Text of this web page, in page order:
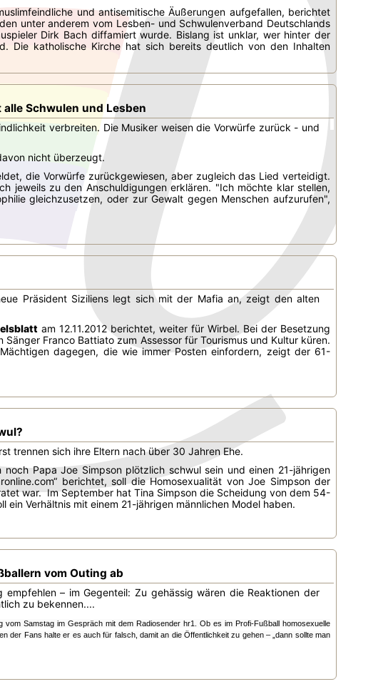
und antisemitische Äußerungen aufgefallen, berichtet
unter anderem vom Lesben- und Schwulenverband Deutschlands
Dirk Bach diffamiert wurde. Bislang ist unklar, wer hinter der
Die katholische Kirche hat sich bereits deutlich von den Inhalten
Schwulen und Lesben
verbreiten. Die Musiker weisen die Vorwürfe zurück - und
nicht überzeugt.
die Vorwürfe zurückgewiesen, aber zugleich das Lied verteidigt.
jeweils zu den Anschuldigungen erklären. "Ich möchte klar stellen,
gleichzusetzen, oder zur Gewalt gegen Menschen aufzurufen",
Präsident Siziliens legt sich mit der Mafia an, zeigt den alten
am 12.11.2012 berichtet, weiter für Wirbel. Bei der Besetzung
Franco Battiato zum Assessor für Tourismus und Kultur küren.
dagegen, die wie immer Posten einfordern, zeigt der 61-
trennen sich ihre Eltern nach über 30 Jahren Ehe.
Papa Joe Simpson plötzlich schwul sein und einen 21-jährigen
berichtet, soll die Homosexualität von Joe Simpson der
war. Im September hat Tina Simpson die Scheidung von dem 54-
Verhältnis mit einem 21-jährigen männlichen Model haben.
vom Outing ab
– im Gegenteil: Zu gehässig wären die Reaktionen der
zu bekennen....
Samstag im Gespräch mit dem Radiosender hr1. Ob es im Profi-Fußball homosexuelle
der Fans halte er es auch für falsch, damit an die Öffentlichkeit zu gehen – „dann sollte man